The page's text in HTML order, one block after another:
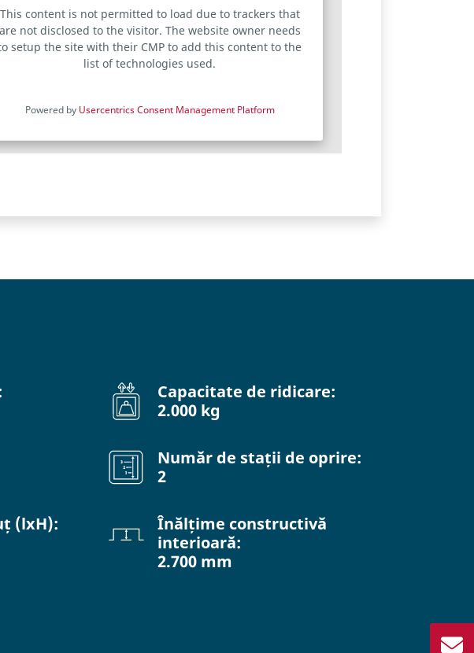
This content is not permitted to load due to trackers that
are not disclosed to the visitor. The website owner needs
setup the site with their CMP to add this content to the
list of technologies used.
Powered by Usercentrics Consent Management Platform
Capacitate de ridicare:
2.000 kg
Număr de stații de oprire:
2
(lxH):
Înălțime constructivă
interioară:
2.700 mm